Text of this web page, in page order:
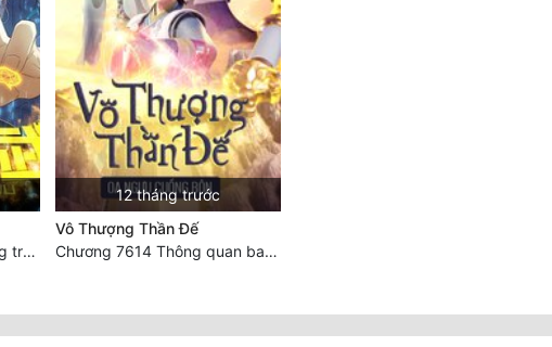
Chương 3560 Nhân Vương trở về - END
12 tháng trước
Vô Thượng Thần Đế
Chương 7614 Thông quan ban thưởng, Ngục Hải Yên Thần Quang